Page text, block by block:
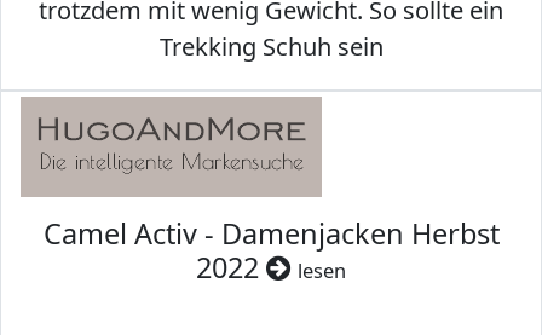
trotzdem mit wenig Gewicht. So sollte ein
Trekking Schuh sein
Camel Activ - Damenjacken Herbst
2022
lesen